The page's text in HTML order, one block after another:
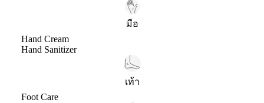
มือ
Hand Cream
Hand Sanitizer
เท้า
Foot Care